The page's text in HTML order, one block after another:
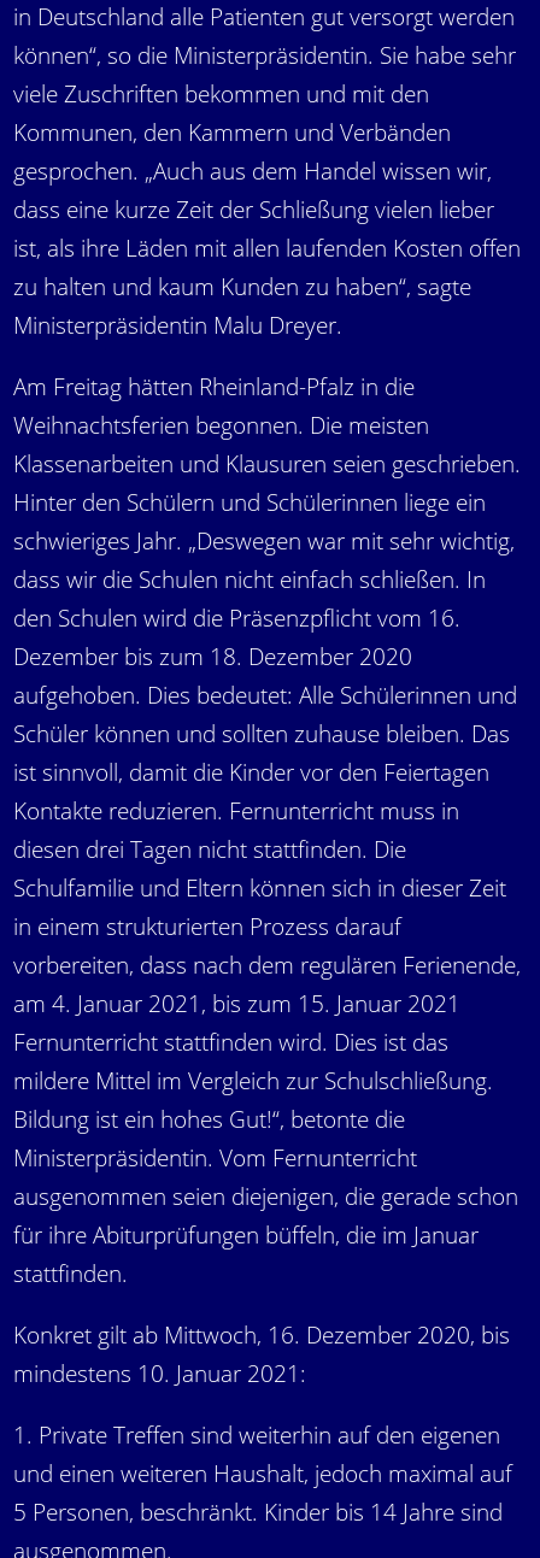
in Deutschland alle Patienten gut versorgt werden
können“, so die Ministerpräsidentin. Sie habe sehr
viele Zuschriften bekommen und mit den
Kommunen, den Kammern und Verbänden
gesprochen. „Auch aus dem Handel wissen wir,
dass eine kurze Zeit der Schließung vielen lieber
ist, als ihre Läden mit allen laufenden Kosten offen
zu halten und kaum Kunden zu haben“, sagte
Ministerpräsidentin Malu Dreyer.
Am Freitag hätten Rheinland-Pfalz in die
Weihnachtsferien begonnen. Die meisten
Klassenarbeiten und Klausuren seien geschrieben.
Hinter den Schülern und Schülerinnen liege ein
schwieriges Jahr. „Deswegen war mit sehr wichtig,
dass wir die Schulen nicht einfach schließen. In
den Schulen wird die Präsenzpflicht vom 16.
Dezember bis zum 18. Dezember 2020
aufgehoben. Dies bedeutet: Alle Schülerinnen und
Schüler können und sollten zuhause bleiben. Das
ist sinnvoll, damit die Kinder vor den Feiertagen
Kontakte reduzieren. Fernunterricht muss in
diesen drei Tagen nicht stattfinden. Die
Schulfamilie und Eltern können sich in dieser Zeit
in einem strukturierten Prozess darauf
vorbereiten, dass nach dem regulären Ferienende,
am 4. Januar 2021, bis zum 15. Januar 2021
Fernunterricht stattfinden wird. Dies ist das
mildere Mittel im Vergleich zur Schulschließung.
Bildung ist ein hohes Gut!“, betonte die
Ministerpräsidentin. Vom Fernunterricht
ausgenommen seien diejenigen, die gerade schon
für ihre Abiturprüfungen büffeln, die im Januar
stattfinden.
Konkret gilt ab Mittwoch, 16. Dezember 2020, bis
mindestens 10. Januar 2021:
1. Private Treffen sind weiterhin auf den eigenen
und einen weiteren Haushalt, jedoch maximal auf
5 Personen, beschränkt. Kinder bis 14 Jahre sind
ausgenommen.